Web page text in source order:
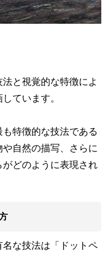
と視覚的な特徴によ
ています。
特徴的な技法である
や自然の描写、さらに
どのように表現され
な技法は「ドットペ